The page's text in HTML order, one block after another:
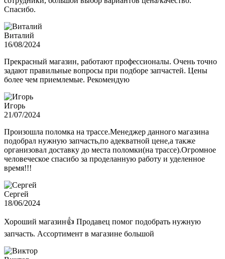
Спасибо.
Виталий
16/08/2024
Прекрасный магазин, работают профессионалы. Очень точно
задают правильные вопросы при подборе запчастей. Цены
более чем приемлемые. Рекомендую
Игорь
21/07/2024
Произошла поломка на трассе.Менеджер данного магазина
подобрал нужную запчасть,по адекватной цене,а также
организовал доставку до места поломки(на трассе).Огромное
человеческое спасибо за проделанную работу и уделенное
время!!!
Сергей
18/06/2024
Хороший магазин👍 Продавец помог подобрать нужную
запчасть. Ассортимент в магазине большой